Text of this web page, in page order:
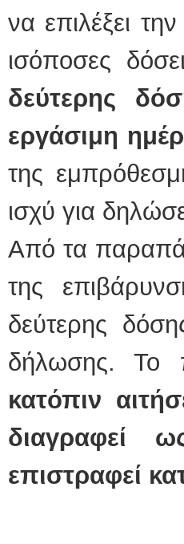
να επιλέξει
ισόποσες
δεύτερης
εργάσιμη
της
ισχύ για
Από τα
της
δεύτερης
δήλωσης. Το
κατόπιν
διαγραφεί
επιστραφεί